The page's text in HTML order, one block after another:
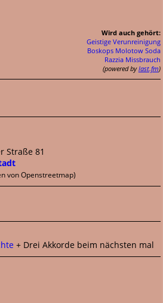
Wird auch gehört:
Geistige Verunreinigung
Boskops Molotow Soda
Razzia Missbrauch
(powered bylast.fm)
Straße 81
von Openstreetmap)
+ Drei Akkorde beim nächsten mal